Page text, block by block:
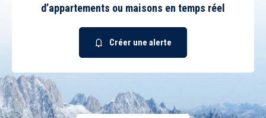
d’appartements ou maisons en temps réel
Créer une alerte